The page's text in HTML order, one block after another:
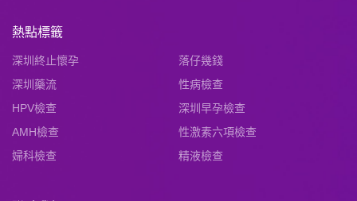
熱點標籤
深圳終止懷孕
落仔幾錢
深圳藥流
性病檢查
HPV檢查
深圳早孕檢查
AMH檢查
性激素六項檢查
婦科檢查
精液檢查